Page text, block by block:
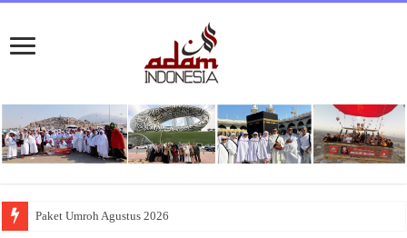
Paket Umroh Agustus 2026